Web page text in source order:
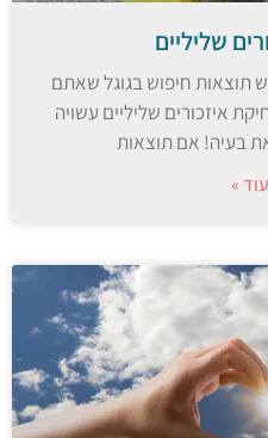
שליליים
תוצאות חיפוש בגוגל שאתם
איזכורים שליליים עשויה
את בעיה! אם תוצאות
»